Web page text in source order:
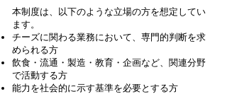
本制度は、以下のような立場の方を想定してい
ます。
チーズに関わる業務において、専門的判断を求
められる方
飲食・流通・製造・教育・企画など、関連分野
で活動する方
能力を社会的に示す基準を必要とする方